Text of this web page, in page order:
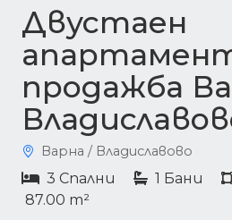
Двустаен
продажба
Варна / Владиславово
3 Спални
1 Бани
87.00 m²